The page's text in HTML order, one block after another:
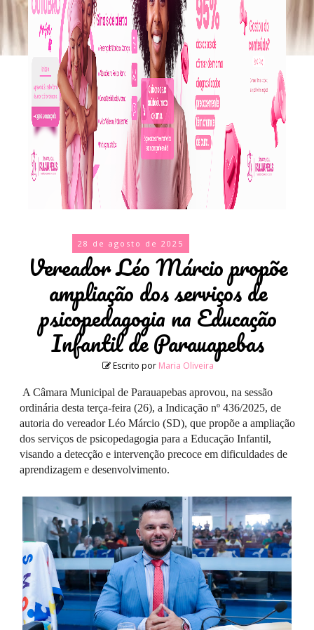
28 de agosto de 2025
Vereador Léo Márcio propõe
ampliação dos serviços de
psicopedagogia na Educação
Infantil de Parauapebas
Escrito por Maria Oliveira
A Câmara Municipal de Parauapebas aprovou, na sessão
ordinária desta terça-feira (26), a Indicação nº 436/2025, de
autoria do vereador Léo Márcio (SD), que propõe a ampliação
dos serviços de psicopedagogia para a Educação Infantil,
visando a detecção e intervenção precoce em dificuldades de
aprendizagem e desenvolvimento.